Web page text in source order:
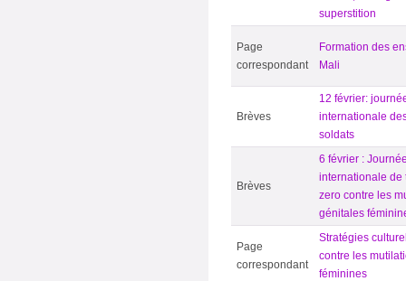
superstition
Page
correspondant
Formation des
Mali
Brèves
12 février:
internationale
soldats
Brèves
6 février :
internationale de
zero contre les
génitales
Page
correspondant
Stratégies
contre les
féminines